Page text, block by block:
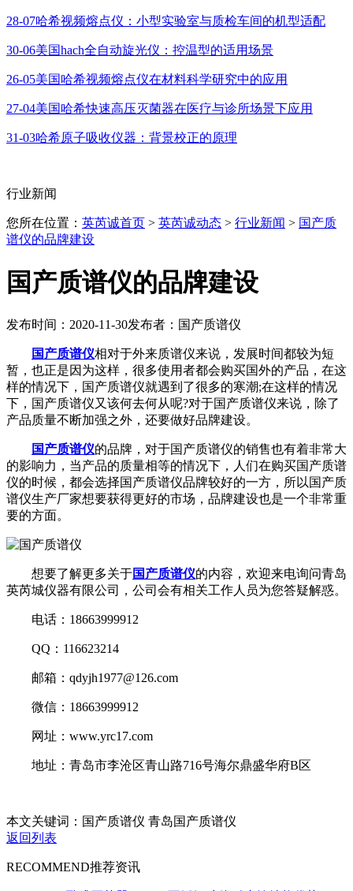
28-07哈希视频熔点仪：小型实验室与质检车间的机型适配
30-06美国hach全自动旋光仪：控温型的适用场景
26-05美国哈希视频熔点仪在材料科学研究中的应用
27-04美国哈希快速高压灭菌器在医疗与诊所场景下应用
31-03哈希原子吸收仪器：背景校正的原理
行业新闻
您所在位置： 英芮诚首页 > 英芮诚动态 > 行业新闻 > 国产质
谱仪的品牌建设
国产质谱仪的品牌建设
发布时间：2020-11-30发布者：国产质谱仪
国产质谱仪相对于外来质谱仪来说，发展时间都较为短
暂，也正是因为这样，很多使用者都会购买国外的产品，在这
样的情况下，国产质谱仪就遇到了很多的寒潮;在这样的情况
下，国产质谱仪又该何去何从呢?对于国产质谱仪来说，除了
产品质量不断加强之外，还要做好品牌建设。
国产质谱仪的品牌，对于国产质谱仪的销售也有着非常大
的影响力，当产品的质量相等的情况下，人们在购买国产质谱
仪的时候，都会选择国产质谱仪品牌较好的一方，所以国产质
谱仪生产厂家想要获得更好的市场，品牌建设也是一个非常重
要的方面。
想要了解更多关于国产质谱仪的内容，欢迎来电询问青岛
英芮城仪器有限公司，公司会有相关工作人员为您答疑解惑。
电话：18663999912
QQ：116623214
邮箱：qdyjh1977@126.com
微信：18663999912
网址：www.yrc17.com
地址：青岛市李沧区青山路716号海尔鼎盛华府B区
本文关键词：国产质谱仪 青岛国产质谱仪
返回列表
RECOMMEND推荐资讯